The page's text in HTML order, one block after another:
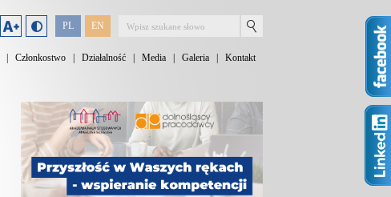
PL EN
Członkostwo Działalność Media Galeria Kontakt